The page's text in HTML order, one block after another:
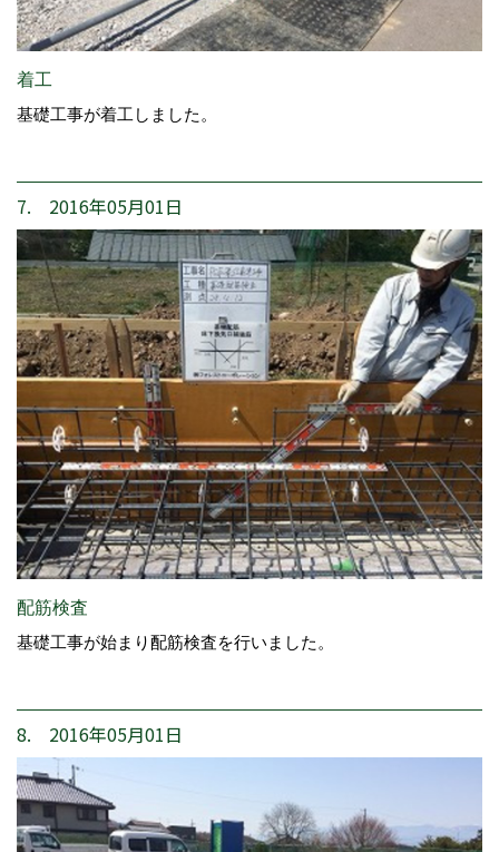
着工
基礎工事が着工しました。
7. 2016年05月01日
配筋検査
基礎工事が始まり配筋検査を行いました。
8. 2016年05月01日